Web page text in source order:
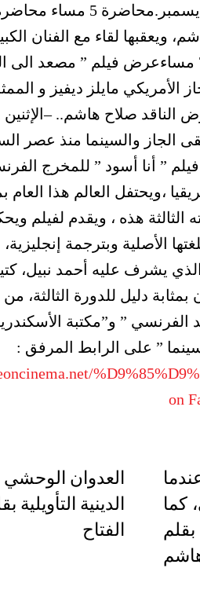
يومين – الدخول بدون تذاكر – على ..
ويعقبها لقاء مع الفنان
شرف الدورة الثالثة ..عرض فيلم ومناقشة 7 مساءعرض
مايلز ديفيز و
والسينما منذ عصر
ومناقشة 7 مساء عرض فيلم ” أنا أسود ”
،ويحتفل العالم هذا
الثالثة هذه ، ويقدم لفيلم
الأصلية وبترجمة
يشرف عليه أحمد نبيل،
دليل للدورة الثالثة،
الفرنسي ” و”مكتبة
” على الرابط المرفق :
on
العدوان الوحشي
الدينية التأويلية
الفتاح
كما